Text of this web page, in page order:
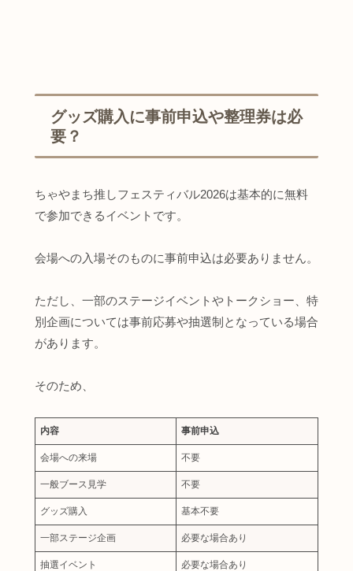
グッズ購入に事前申込や整理券は必
要？
ちゃやまち推しフェスティバル2026は基本的に無料
で参加できるイベントです。
会場への入場そのものに事前申込は必要ありません。
ただし、一部のステージイベントやトークショー、特
別企画については事前応募や抽選制となっている場合
があります。
そのため、
内容 事前申込
会場への来場 不要
一般ブース見学 不要
グッズ購入 基本不要
一部ステージ企画 必要な場合あり
抽選イベント 必要な場合あり